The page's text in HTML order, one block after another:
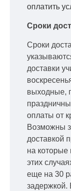
оплатить
Сроки
Сроки
доставки
выходные,
оплаты от
Возможны
доставкой
на
этих
еще на 30
задержкой.